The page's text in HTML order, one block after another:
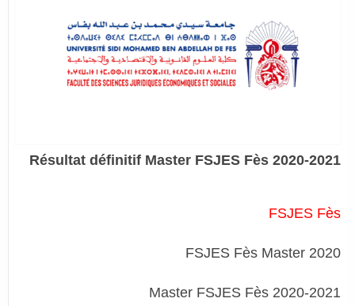
Résultat définitif Master FSJES Fès 2020-2021
FSJES Fès
FSJES Fès Master 2020
Master FSJES Fès 2020-2021